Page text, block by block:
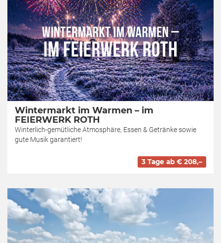
Wintermarkt im Warmen – im
FEIERWERK ROTH
Winterlich-gemütliche Atmosphäre, Essen & Getränke sowie
gute Musik garantiert!
3 Tage ab € 208,–